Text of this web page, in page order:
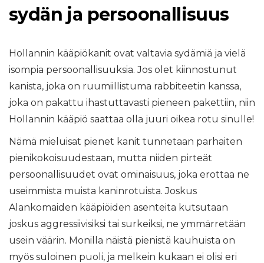
sydän ja persoonallisuus
Hollannin kääpiökanit ovat valtavia sydämiä ja vielä
isompia persoonallisuuksia. Jos olet kiinnostunut
kanista, joka on ruumiillistuma rabbiteetin kanssa,
joka on pakattu ihastuttavasti pieneen pakettiin, niin
Hollannin kääpiö saattaa olla juuri oikea rotu sinulle!
Nämä mieluisat pienet kanit tunnetaan parhaiten
pienikokoisuudestaan, mutta niiden pirteät
persoonallisuudet ovat ominaisuus, joka erottaa ne
useimmista muista kaninrotuista. Joskus
Alankomaiden kääpiöiden asenteita kutsutaan
joskus aggressiivisiksi tai surkeiksi, ne ymmärretään
usein väärin. Monilla näistä pienistä kauhuista on
myös suloinen puoli, ja melkein kukaan ei olisi eri